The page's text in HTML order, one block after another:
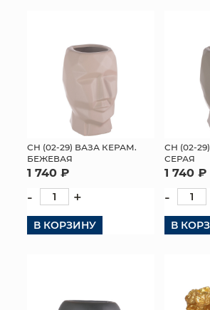
СН (02-29) ВАЗА КЕРАМ.
БЕЖЕВАЯ
1 740 ₽
- +
В КОРЗИНУ
СН (02-
СЕРАЯ
1 740 ₽
-
В